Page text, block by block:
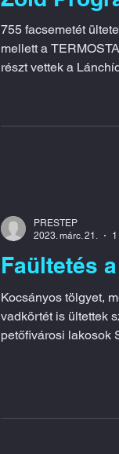
755 facsemetét
mellett a
részt vettek a
Faültetés
Kocsányos tölgyet,
vadkörtét is ültettek
petőfivárosi lakosok
PRESTEP
2023. márc. 21.